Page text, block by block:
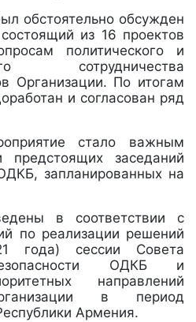
обстоятельно обсужден
из 16 проектов
политического и
сотрудничества
Организации. По итогам
и согласован ряд
стало важным
предстоящих заседаний
запланированных на
в соответствии с
по реализации решений
года) сессии Совета
ОДКБ и
направлений
в период
Армения.